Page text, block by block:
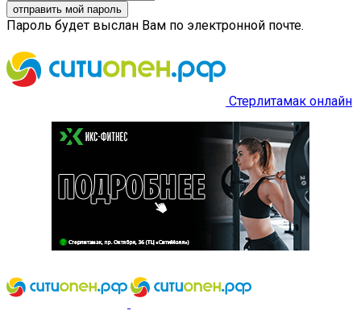
Пароль будет выслан Вам по электронной почте.
Стерлитамак онлайн